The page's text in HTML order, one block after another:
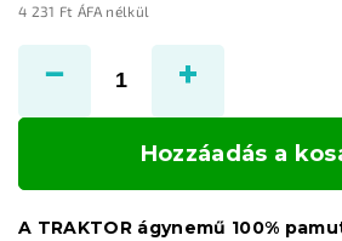
4 231 Ft ÁFA nélkül
Hozzáadás a
A TRAKTOR ágynemű 100%